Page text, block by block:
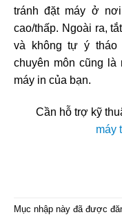
tránh đặt máy ở
cao/thấp. Ngoài ra,
và không tự ý tháo
chuyên môn cũng
máy in của bạn.
Cần hỗ trợ kỹ
máy
Mục nhập này đã được